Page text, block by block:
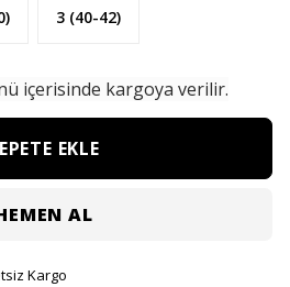
3 (40-42)
içerisinde kargoya verilir.
EKLE
AL
Kargo